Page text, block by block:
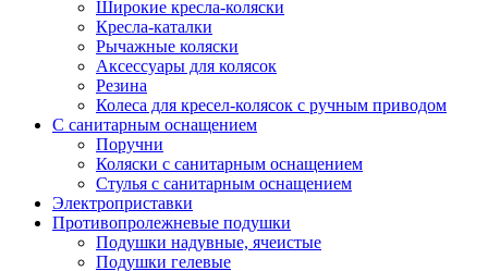
Широкие кресла-коляски
Кресла-каталки
Рычажные коляски
Аксессуары для колясок
Резина
Колеса для кресел-колясок с ручным приводом
С санитарным оснащением
Поручни
Коляски с санитарным оснащением
Стулья с санитарным оснащением
Электроприставки
Противопролежневые подушки
Подушки надувные, ячеистые
Подушки гелевые